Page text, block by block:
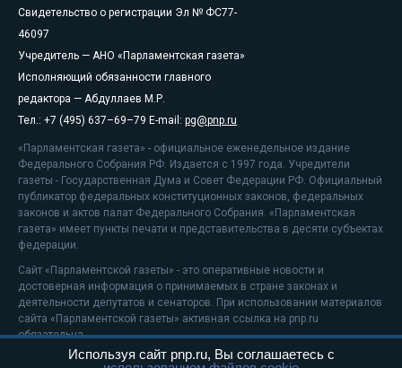
Свидетельство о регистрации Эл № ФС77-
46097
Учредитель — АНО «Парламентская газета»
Исполняющий обязанности главного
редактора — Абдуллаев М.Р.
Тел.: +7 (495) 637–69–79 E-mail: pg@pnp.ru
«Парламентская газета» - официальное еженедельное издание
Федерального Собрания РФ. Издается с 1997 года. Учредители
газеты - Государственная Дума и Совет Федерации РФ. Официальный
публикатор федеральных конституционных законов, федеральных
законов и актов палат Федерального Собрания. «Парламентская
газета» имеет пункты печати и представительства в десяти субъектах
федерации.
Сайт «Парламентской газеты» - это оперативные новости и
достоверная информация о принимаемых в стране законах и
деятельности депутатов и сенаторов. При использовании материалов
сайта «Парламентской газеты» активная ссылка на pnp.ru
обязательна.
На информационном ресурсе применяютсярекомендательные
Используя сайт pnp.ru, Вы соглашаетесь с